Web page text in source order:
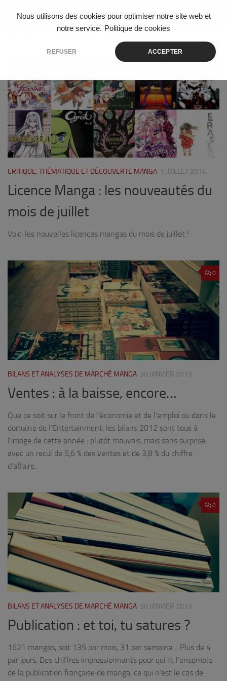
Nous utilisons des cookies pour optimiser notre site web et
notre service. Politique de cookies
REFUSER ACCEPTER
Skip to content
CRITIQUE, THÉMATIQUE ET DÉCOUVERTE MANGA 1 JUILLET 2014
Licence Manga : les nouveautés du
mois de juillet
Voici les nouvelles licences mangas du mois de juillet !
0
BILANS ET ANALYSES DE MARCHÉ MANGA 30 JANVIER 2013
Ventes : à la baisse, encore…
Que ce soit sur le front de l’économie et de l’emploi ou dans le
domaine de l’Entertainment, les bilans 2012 sont tous à
l’image de cette année : plutôt mauvais, mais sans surprise,
avec un recul de 5,6 % des ventes et de 3,8 % du chiffre
d’affaire.
0
BILANS ET ANALYSES DE MARCHÉ MANGA 30 JANVIER 2013
Publication : et toi, tu satures ?
1621 mangas, soit 135 par mois, 31 par semaine… Plus de 4
par jours. Des chiffres impressionnants pour qui lit l’ensemble
de la publication française de manga, ce qui n’est le cas de